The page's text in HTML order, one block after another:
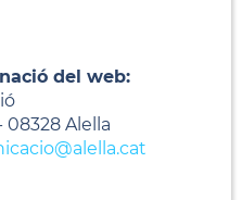
del web:
08328 Alella